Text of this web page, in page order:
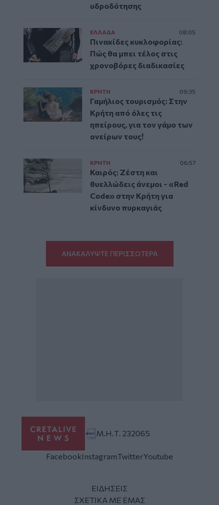
υδροδότησης
ΕΛΛAΔΑ 08:05
Πινακίδες κυκλοφορίας:
Πώς θα μπει τέλος στις
χρονοβόρες διαδικασίες
ΚΡΗΤΗ 09:35
Γαμήλιος τουρισμός: Στην
Κρήτη από όλες τις
ηπείρους, για τον γάμο των
ονείρων τους!
ΚΡΗΤΗ 06:57
Καιρός: Ζέστη και
θυελλώδεις άνεμοι - «Red
Code» στην Κρήτη για
κίνδυνο πυρκαγιάς
ΑΝΑΚΑΛΥΨΤΕ ΠΕΡΙΣΣΟΤΕΡΑ
Μ.Η.Τ. 232065
FacebookInstagramTwitterYoutube
ΕΙΔΗΣΕΙΣ
ΣΧΕΤΙΚΑ ΜΕ ΕΜΑΣ